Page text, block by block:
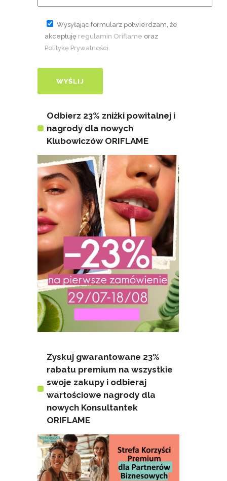
Wysyłając formularz potwierdzam, że
akceptuję regulamin Oriflame oraz
Politykę Prywatności
Odbierz 23% zniżki powitalnej i
nagrody dla nowych
Klubowiczów ORIFLAME
Zyskuj gwarantowane 23%
rabatu premium na wszystkie
swoje zakupy i odbieraj
wartościowe nagrody dla
nowych Konsultantek
ORIFLAME